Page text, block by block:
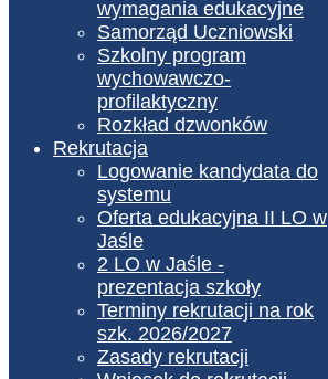
wymagania edukacyjne
Samorząd Uczniowski
Szkolny program
wychowawczo-
profilaktyczny
Rozkład dzwonków
Rekrutacja
Logowanie kandydata do
systemu
Oferta edukacyjna II LO w
Jaśle
2 LO w Jaśle -
prezentacja szkoły
Terminy rekrutacji na rok
szk. 2026/2027
Zasady rekrutacji